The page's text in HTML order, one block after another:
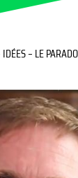
IDÉES– LE